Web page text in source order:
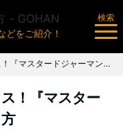
どをご紹介！
検索
【簡単レシピ】粒々パラダイス！『マスタードジャーマンポテト』の作り方
！『マスター